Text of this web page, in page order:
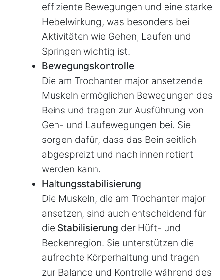
effiziente Bewegungen und eine starke
Hebelwirkung, was besonders bei
Aktivitäten wie Gehen, Laufen und
Springen wichtig ist.
Bewegungskontrolle
Die am Trochanter major ansetzende
Muskeln ermöglichen Bewegungen des
Beins und tragen zur Ausführung von
Geh- und Laufewegungen bei. Sie
sorgen dafür, dass das Bein seitlich
abgespreizt und nach innen rotiert
werden kann.
Haltungsstabilisierung
Die Muskeln, die am Trochanter major
ansetzen, sind auch entscheidend für
die Stabilisierung der Hüft- und
Beckenregion. Sie unterstützen die
aufrechte Körperhaltung und tragen
zur Balance und Kontrolle während des